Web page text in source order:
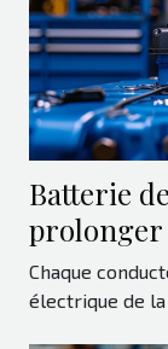
Batterie
prolonger
les pannes
Chaque
électrique de